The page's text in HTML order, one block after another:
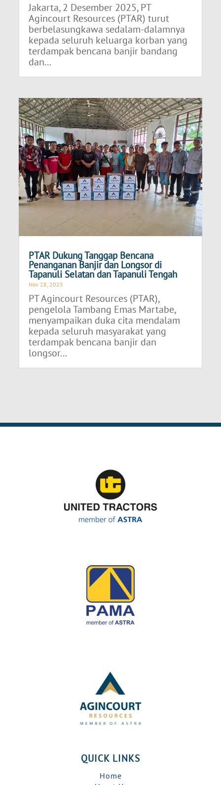
Jakarta, 2 Desember 2025, PT
Agincourt Resources (PTAR) turut
berbelasungkawa sedalam-dalamnya
kepada seluruh keluarga korban yang
terdampak bencana banjir bandang
dan...
PTAR Dukung Tanggap Bencana
Penanganan Banjir dan Longsor di
Tapanuli Selatan dan Tapanuli Tengah
Nov 28, 2025
PT Agincourt Resources (PTAR),
pengelola Tambang Emas Martabe,
menyampaikan duka cita mendalam
kepada seluruh masyarakat yang
terdampak bencana banjir dan
longsor...
QUICK LINKS
Home